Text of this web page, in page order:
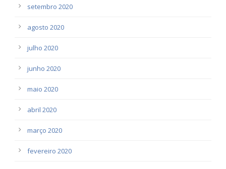
setembro 2020
agosto 2020
julho 2020
junho 2020
maio 2020
abril 2020
março 2020
fevereiro 2020